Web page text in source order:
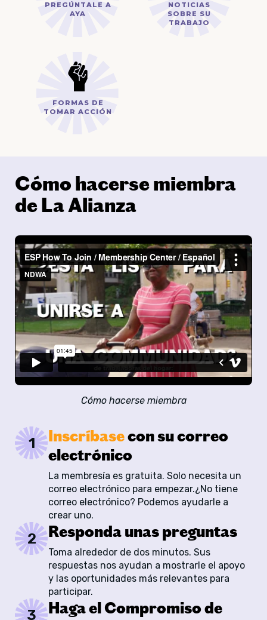
PREGÚNTALE A
AYA
NOTICIAS
SOBRE SU
TRABAJO
FORMAS DE
TOMAR ACCIÓN
Cómo hacerse miembra
de La Alianza
Cómo hacerse miembra
1 Inscríbasecon su correo
electrónico
La membresía es gratuita. Solo necesita un
correo electrónico para empezar.¿No tiene
correo electrónico? Podemos ayudarle a
crear uno.
2 Responda unas preguntas
Toma alrededor de dos minutos. Sus
respuestas nos ayudan a mostrarle el apoyo
y las oportunidades más relevantes para
participar.
3
Haga el Compromiso de